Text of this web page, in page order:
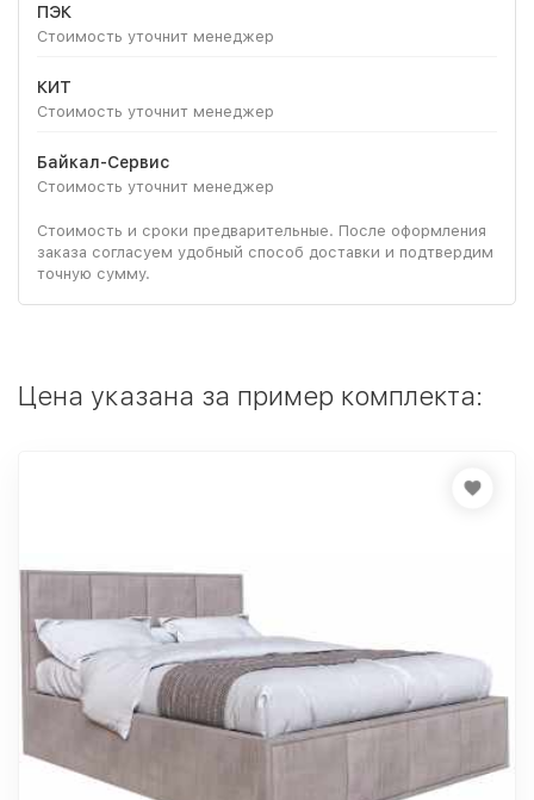
ПЭК
Стоимость уточнит менеджер
КИТ
Стоимость уточнит менеджер
Байкал-Сервис
Стоимость уточнит менеджер
Стоимость и сроки предварительные. После оформления
заказа согласуем удобный способ доставки и подтвердим
точную сумму.
Цена указана за пример комплекта: